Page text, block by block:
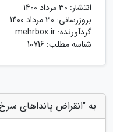
انتشار: 30 مرداد 1400
بروزرسانی: 30 مرداد 1400
گردآورنده: mehrbox.ir
شناسه مطلب: 10716
به "انقراض پانداهای